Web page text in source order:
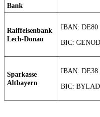
Bank
Raiffeisenbank
Lech-Donau
IBAN: DE80
BIC:
Sparkasse
Altbayern
IBAN: DE38
BIC: